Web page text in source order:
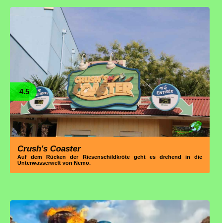
4.5
Crush's Coaster
Auf dem Rücken der Riesenschildkröte geht es drehend in die
Unterwasserwelt von Nemo.